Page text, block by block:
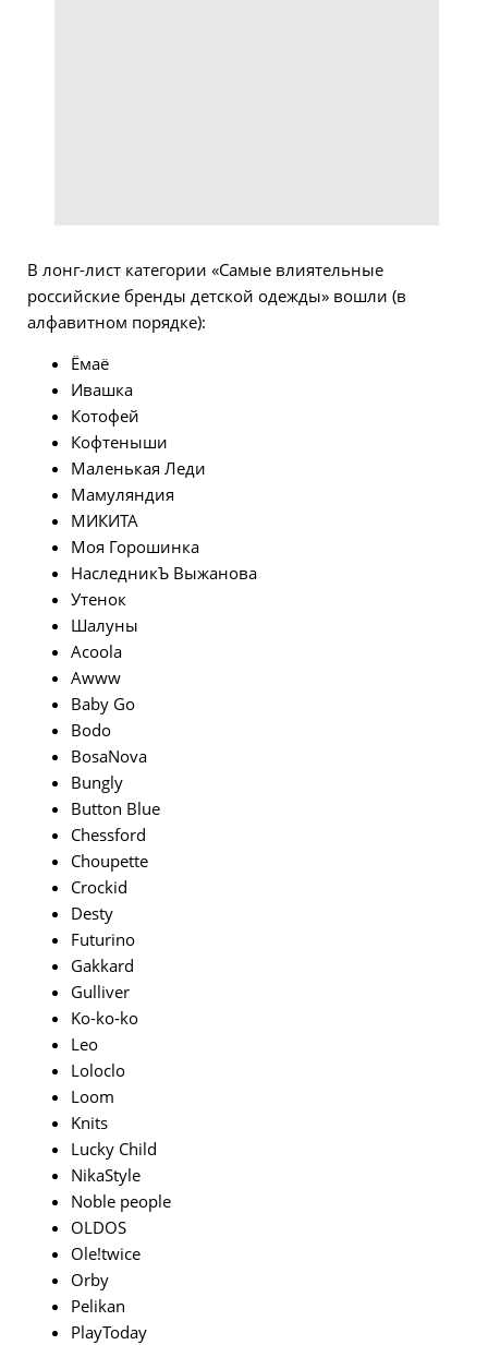
В лонг-лист категории «Самые влиятельные
российские бренды детской одежды» вошли (в
алфавитном порядке):
Ёмаё
Ивашка
Котофей
Кофтеныши
Маленькая Леди
Мамуляндия
МИКИТА
Моя Горошинка
НаследникЪ Выжанова
Утенок
Шалуны
Acoola
Awww
Baby Go
Bodo
BosaNova
Bungly
Button Blue
Chessford
Choupette
Crockid
Desty
Futurino
Gakkard
Gulliver
Ko-ko-ko
Leo
Loloclo
Loom
Knits
Lucky Child
NikaStyle
Noble people
OLDOS
Ole!twice
Orby
Pelikan
PlayToday